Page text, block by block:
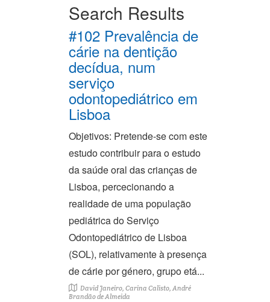
Search Results
#102 Prevalência de
cárie na dentição
decídua, num
serviço
odontopediátrico em
Lisboa
Objetivos: Pretende-se com este
estudo contribuir para o estudo
da saúde oral das crianças de
Lisboa, percecionando a
realidade de uma população
pediátrica do Serviço
Odontopediátrico de Lisboa
(SOL), relativamente à presença
de cárie por género, grupo etá...
David Janeiro, Carina Calisto, André
Brandão de Almeida